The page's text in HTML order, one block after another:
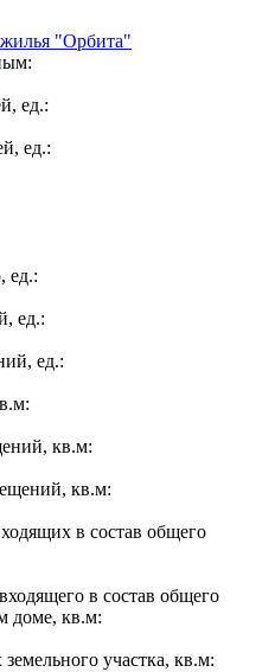
жилья "Орбита"
ед.:
ед.:
ед.:
ед.:
ед.:
кв.м:
кв.м:
в состав общего
в состав общего
доме, кв.м:
участка, кв.м: